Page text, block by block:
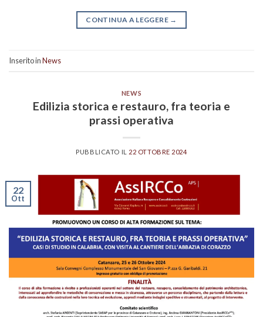
CONTINUA A LEGGERE →
Inserito inNews
NEWS
Edilizia storica e restauro, fra teoria e
prassi operativa
PUBBLICATO IL 22 OTTOBRE 2024
22
Ott